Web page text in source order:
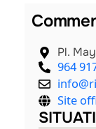
Pl.
964
Site